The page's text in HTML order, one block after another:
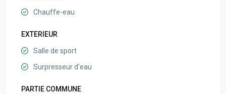
Chauffe-eau
EXTERIEUR
Salle de sport
Surpresseur d'eau
PARTIE COMMUNE